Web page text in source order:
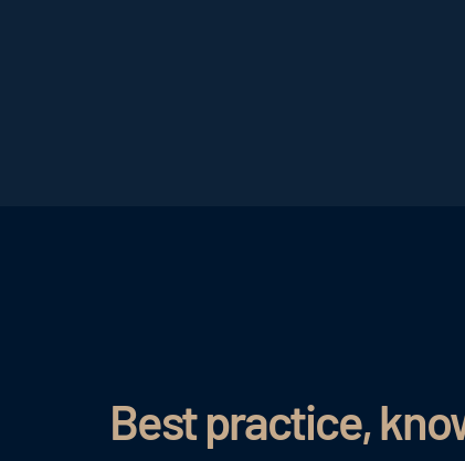
Best practice,